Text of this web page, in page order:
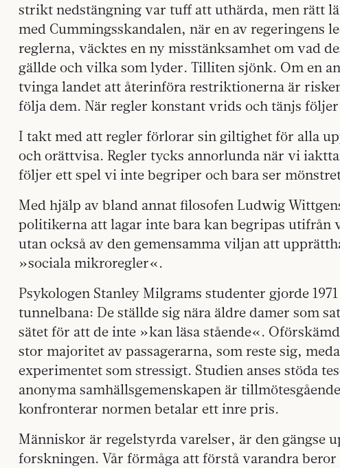
strikt nedstängning var tuff att uthärda, men rätt
med Cummingsskandalen, när en av regeringens
reglerna, väcktes en ny misstänksamhet om vad
gällde och vilka som lyder. Tilliten sjönk. Om en
tvinga landet att återinföra restriktionerna är
följa dem. När regler konstant vrids och tänjs
I takt med att regler förlorar sin giltighet för alla
och orättvisa. Regler tycks annorlunda när vi
följer ett spel vi inte begriper och bara ser
Med hjälp av bland annat filosofen Ludwig
politikerna att lagar inte bara kan begripas utifrån
utan också av den gemensamma viljan att
»sociala mikroregler«.
Psykologen Stanley Milgrams studenter gjorde
tunnelbana: De ställde sig nära äldre damer som
sätet för att de inte »kan läsa stående«.
stor majoritet av passagerarna, som reste sig,
experimentet som stressigt. Studien anses stöda
anonyma samhällsgemenskapen är
konfronterar normen betalar ett inre pris.
Människor är regelstyrda varelser, är den gängse
forskningen. Vår förmåga att förstå varandra